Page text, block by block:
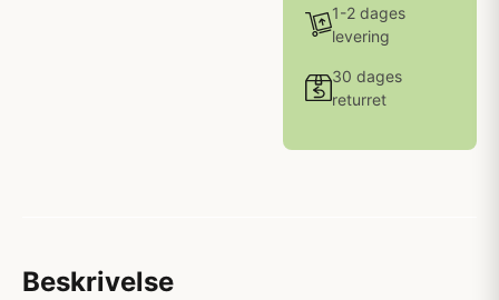
1-2 dages
levering
30 dages
returret
Beskrivelse